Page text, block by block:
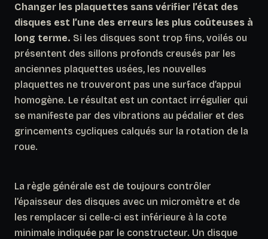
Changer les plaquettes sans vérifier l’état des
disques est l’une des erreurs les plus coûteuses à
long terme. Si les disques sont trop fins, voilés ou
présentent des sillons profonds creusés par les
anciennes plaquettes usées, les nouvelles
plaquettes ne trouveront pas une surface d’appui
homogène. Le résultat est un contact irrégulier qui
se manifeste par des vibrations au pédalier et des
grincements cycliques calqués sur la rotation de la
roue.
La règle générale est de toujours contrôler
l’épaisseur des disques avec un micromètre et de
les remplacer si celle-ci est inférieure à la cote
minimale indiquée par le constructeur. Un disque